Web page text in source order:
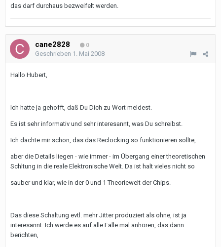
das darf durchaus bezweifelt werden.
cane2828 0
Geschrieben 1. Mai 2008
Hallo Hubert,
Ich hatte ja gehofft, daß Du Dich zu Wort meldest.
Es ist sehr informativ und sehr interesannt, was Du schreibst.
Ich dachte mir schon, das das Reclocking so funktionieren sollte,
aber die Details liegen - wie immer - im Übergang einer theoretischen
Schltung in die reale Elektronische Welt. Da ist halt vieles nicht so
sauber und klar, wie in der 0 und 1 Theoriewelt der Chips.
Das diese Schaltung evtl. mehr Jitter produziert als ohne, ist ja
interesannt. Ich werde es auf alle Fälle mal anhören, das dann
berichten,